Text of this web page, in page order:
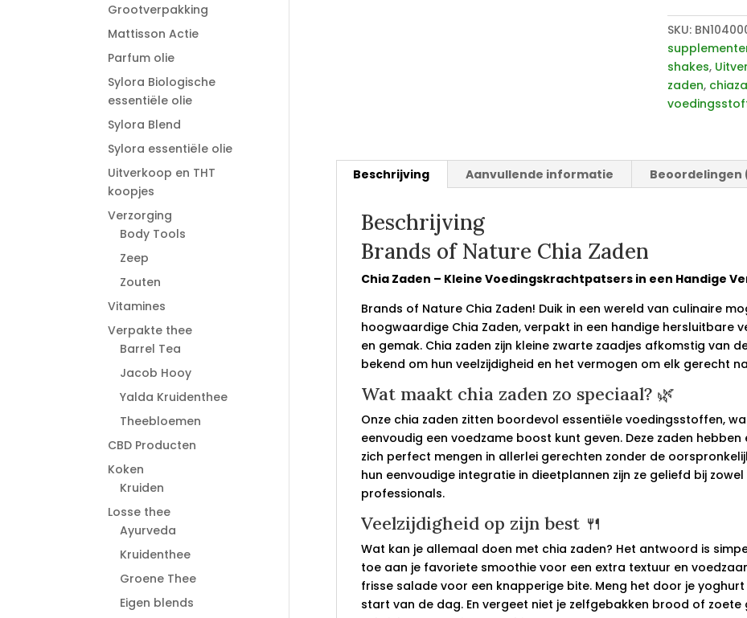
SKU:
shakes,
zaden,
Beschrijving Aanvullende informatie Beoordelingen
Beschrijving
Brands of Nature Chia Zaden
Chia Zaden – Kleine Voedingskrachtpatsers in een Handige
Brands of Nature Chia Zaden! Duik in een wereld van culinaire
hoogwaardige Chia Zaden, verpakt in een handige hersluitbare
en gemak. Chia zaden zijn kleine zwarte zaadjes afkomstig van
bekend om hun veelzijdigheid en het vermogen om elk gerecht
Wat maakt chia zaden zo speciaal? 🌿
Onze chia zaden zitten boordevol essentiële voedingsstoffen,
eenvoudig een voedzame boost kunt geven. Deze zaden
zich perfect mengen in allerlei gerechten zonder de
hun eenvoudige integratie in dieetplannen zijn ze geliefd bij
professionals.
Veelzijdigheid op zijn best 🍴
Wat kan je allemaal doen met chia zaden? Het antwoord is
toe aan je favoriete smoothie voor een extra textuur en
frisse salade voor een knapperige bite. Meng het door je
start van de dag. En vergeet niet je zelfgebakken brood of
Grootverpakking
Mattisson Actie
Parfum olie
Sylora Biologische
essentiële olie
Sylora Blend
Sylora essentiële olie
Uitverkoop en THT
koopjes
Verzorging
Body Tools
Zeep
Zouten
Vitamines
Verpakte thee
Barrel Tea
Jacob Hooy
Yalda Kruidenthee
Theebloemen
CBD Producten
Koken
Kruiden
Losse thee
Ayurveda
Kruidenthee
Groene Thee
Eigen blends